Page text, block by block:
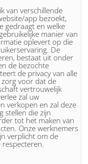
van verschillende
app bezoekt,
gedraagt en welke
manier van
oplevert op die
De
bestaat uit onder
de bezochte
de privacy van alle
voor dat de
vertrouwelijk
zal uw
verkopen en zal deze
stellen die zijn
tot het maken van
Onze werknemers
verplicht om de
respecteren.